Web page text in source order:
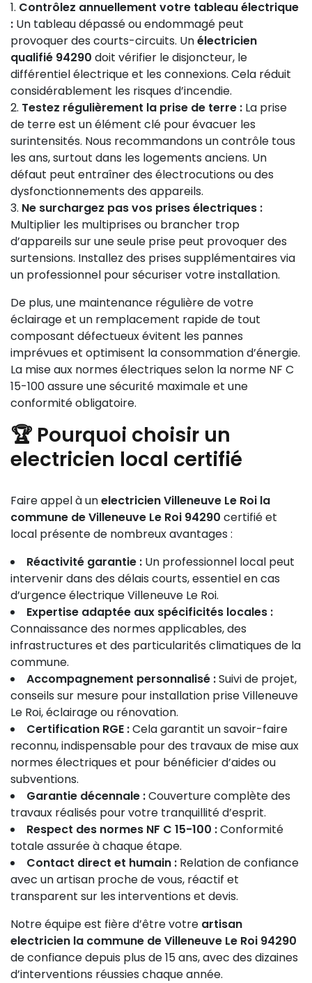
Contrôlez annuellement votre tableau électrique
: Un tableau dépassé ou endommagé peut
provoquer des courts-circuits. Unélectricien
qualifié 94290 doit vérifier le disjoncteur, le
différentiel électrique et les connexions. Cela réduit
considérablement les risques d’incendie.
Testez régulièrement la prise de terre : La prise
de terre est un élément clé pour évacuer les
surintensités. Nous recommandons un contrôle tous
les ans, surtout dans les logements anciens. Un
défaut peut entraîner des électrocutions ou des
dysfonctionnements des appareils.
Ne surchargez pas vos prises électriques :
Multiplier les multiprises ou brancher trop
d’appareils sur une seule prise peut provoquer des
surtensions. Installez des prises supplémentaires via
un professionnel pour sécuriser votre installation.
De plus, une maintenance régulière de votre
éclairage et un remplacement rapide de tout
composant défectueux évitent les pannes
imprévues et optimisent la consommation d’énergie.
La mise aux normes électriques selon la norme NF C
15-100 assure une sécurité maximale et une
conformité obligatoire.
🏆 Pourquoi choisir un
electricien local certifié
Faire appel à unelectricien Villeneuve Le Roi la
commune de Villeneuve Le Roi 94290 certifié et
local présente de nombreux avantages :
Réactivité garantie : Un professionnel local peut
intervenir dans des délais courts, essentiel en cas
d’urgence électrique Villeneuve Le Roi.
Expertise adaptée aux spécificités locales :
Connaissance des normes applicables, des
infrastructures et des particularités climatiques de la
commune.
Accompagnement personnalisé :Suivi de projet,
conseils sur mesure pour installation prise Villeneuve
Le Roi, éclairage ou rénovation.
Certification RGE :Cela garantit un savoir-faire
reconnu, indispensable pour des travaux de mise aux
normes électriques et pour bénéficier d’aides ou
subventions.
Garantie décennale :Couverture complète des
travaux réalisés pour votre tranquillité d’esprit.
Respect des normes NF C 15-100 :Conformité
totale assurée à chaque étape.
Contact direct et humain : Relation de confiance
avec un artisan proche de vous, réactif et
transparent sur les interventions et devis.
Notre équipe est fière d’être votre artisan
electricien la commune de Villeneuve Le Roi 94290
de confiance depuis plus de 15 ans, avec des dizaines
d’interventions réussies chaque année.